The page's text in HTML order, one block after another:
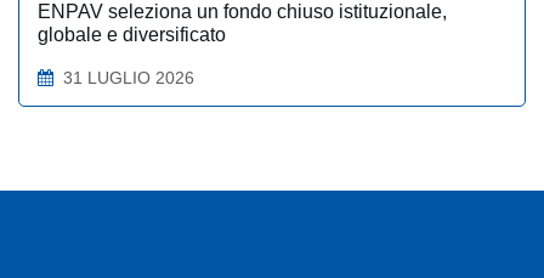
ENPAV seleziona un fondo chiuso istituzionale,
globale e diversificato
31 LUGLIO 2026